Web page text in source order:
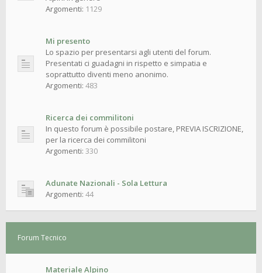
Argomenti: 1129
Mi presento
Lo spazio per presentarsi agli utenti del forum.
Presentati ci guadagni in rispetto e simpatia e
soprattutto diventi meno anonimo.
Argomenti: 483
Ricerca dei commilitoni
In questo forum è possibile postare, PREVIA ISCRIZIONE,
per la ricerca dei commilitoni
Argomenti: 330
Adunate Nazionali - Sola Lettura
Argomenti: 44
Forum Tecnico
Materiale Alpino